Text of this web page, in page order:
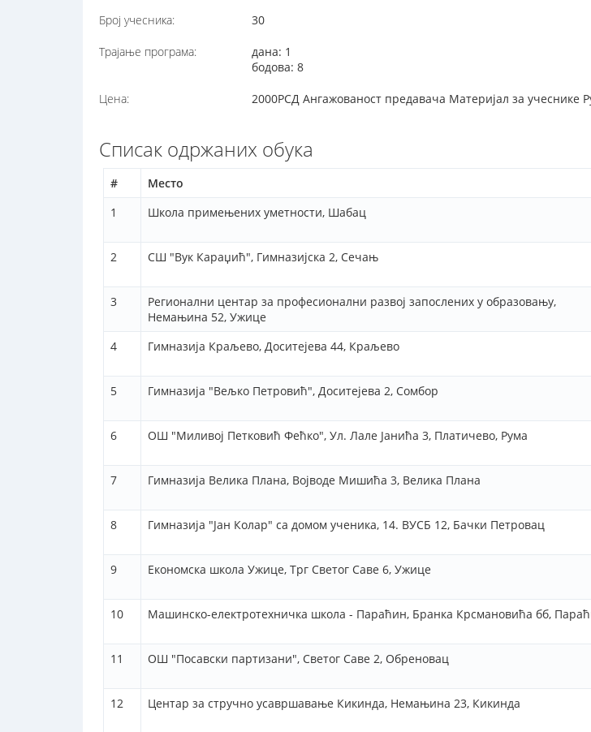
Број учесника: 30
Трајање програма:
дана: 1
бодова: 8
Цена: 2000РСД Ангажованост предавача Материјал за учеснике
Списак одржаних обука
# Место
1 Школа примењених уметности, Шабац
2 СШ "Вук Караџић", Гимназијска 2, Сечањ
3
Регионални центар за професионални развој запослених у образовању,
Немањина 52, Ужице
4 Гимназија Краљево, Доситејева 44, Краљево
5 Гимназија "Вељко Петровић", Доситејева 2, Сомбор
6 ОШ "Миливој Петковић Фећко", Ул. Лале Јанића 3, Платичево, Рума
7 Гимназија Велика Плана, Војводе Мишића 3, Велика Плана
8 Гимназија "Јан Колар" са домом ученика, 14. ВУСБ 12, Бачки Петровац
9 Економска школа Ужице, Трг Светог Саве 6, Ужице
10 Машинско-електротехничка школа - Параћин, Бранка Крсмановића бб,
11 ОШ "Посавски партизани", Светог Саве 2, Обреновац
12 Центар за стручно усавршавање Кикинда, Немањина 23, Кикинда